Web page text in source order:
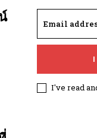
I've read